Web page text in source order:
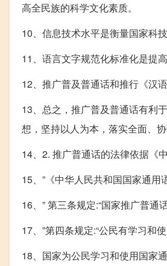
高全民族的科学文化素质。
10、信息技术水平是衡量国家科
11、语言文字规范化标准化是提
12、推广普及普通话和推行《汉
13、总之，推广普及普通话有利
想，坚持以人为本，落实全面、
14、2. 推广普通话的法律依据《
15、”《中华人民共和国国家通用
16、” 第三条规定:“国家推广普通
17、”第四条规定:“公民有学习和
18、国家为公民学习和使用国家